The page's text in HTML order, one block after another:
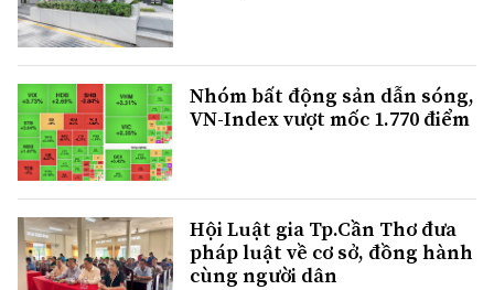
Nhóm bất động sản dẫn sóng,
VN-Index vượt mốc 1.770 điểm
Hội Luật gia Tp.Cần Thơ đưa
pháp luật về cơ sở, đồng hành
cùng người dân